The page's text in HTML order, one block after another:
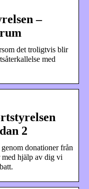
–
det troligtvis blir
med
2
donationer från
med hjälp av dig vi